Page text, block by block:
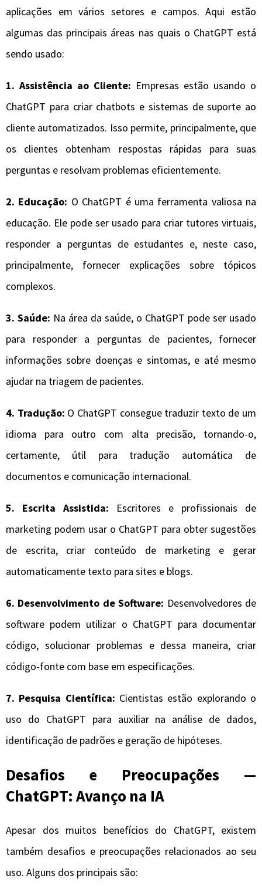
aplicações em vários setores e campos. Aqui estão
algumas das principais áreas nas quais o ChatGPT está
sendo usado:
1. Assistência ao Cliente: Empresas estão usando o
ChatGPT para criar chatbots e sistemas de suporte ao
cliente automatizados. Isso permite, principalmente, que
os clientes obtenham respostas rápidas para suas
perguntas e resolvam problemas eficientemente.
2. Educação: O ChatGPT é uma ferramenta valiosa na
educação. Ele pode ser usado para criar tutores virtuais,
responder a perguntas de estudantes e, neste caso,
principalmente, fornecer explicações sobre tópicos
complexos.
3. Saúde: Na área da saúde, o ChatGPT pode ser usado
para responder a perguntas de pacientes, fornecer
informações sobre doenças e sintomas, e até mesmo
ajudar na triagem de pacientes.
4. Tradução: O ChatGPT consegue traduzir texto de um
idioma para outro com alta precisão, tornando-o,
certamente, útil para tradução automática de
documentos e comunicação internacional.
5. Escrita Assistida: Escritores e profissionais de
marketing podem usar o ChatGPT para obter sugestões
de escrita, criar conteúdo de marketing e gerar
automaticamente texto para sites e blogs.
6. Desenvolvimento de Software: Desenvolvedores de
software podem utilizar o ChatGPT para documentar
código, solucionar problemas e dessa maneira, criar
código-fonte com base em especificações.
7. Pesquisa Científica: Cientistas estão explorando o
uso do ChatGPT para auxiliar na análise de dados,
identificação de padrões e geração de hipóteses.
Desafios e Preocupações —
ChatGPT: Avanço na IA
Apesar dos muitos benefícios do ChatGPT, existem
também desafios e preocupações relacionados ao seu
uso. Alguns dos principais são: